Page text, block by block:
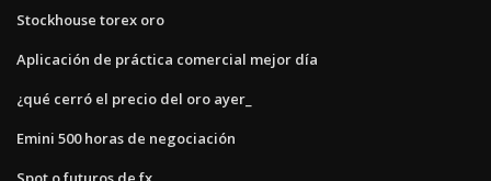
Stockhouse torex oro
Aplicación de práctica comercial mejor día
¿qué cerró el precio del oro ayer_
Emini 500 horas de negociación